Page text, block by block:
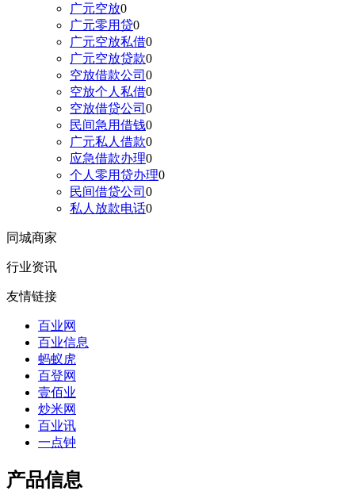
广元空放0
广元零用贷0
广元空放私借0
广元空放贷款0
空放借款公司 0
空放个人私借0
空放借贷公司 0
民间急用借钱0
广元私人借款0
应急借款办理0
个人零用贷办理0
民间借贷公司 0
私人放款电话0
同城商家
行业资讯
友情链接
百业网
百业信息
蚂蚁虎
百登网
壹佰业
炒米网
百业讯
一点钟
产品信息